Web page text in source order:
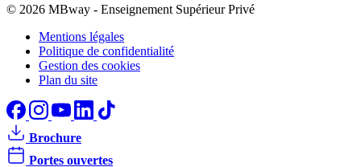
© 2026 MBway - Enseignement Supérieur Privé
Mentions légales
Politique de confidentialité
Gestion des cookies
Plan du site
Brochure
Portes ouvertes